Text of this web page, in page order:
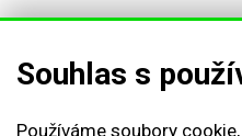
Reklamační řád
Souhlas s
Používáme soubory